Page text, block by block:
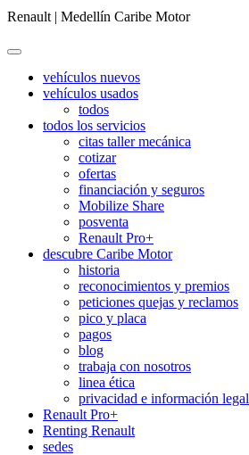
Renault | Medellín Caribe Motor
vehículos nuevos
vehículos usados
todos
todos los servicios
citas taller mecánica
cotizar
ofertas
financiación y seguros
Mobilize Share
posventa
Renault Pro+
descubre Caribe Motor
historia
reconocimientos y premios
peticiones quejas y reclamos
pico y placa
pagos
blog
trabaja con nosotros
linea ética
privacidad e información legal
Renault Pro+
Renting Renault
sedes